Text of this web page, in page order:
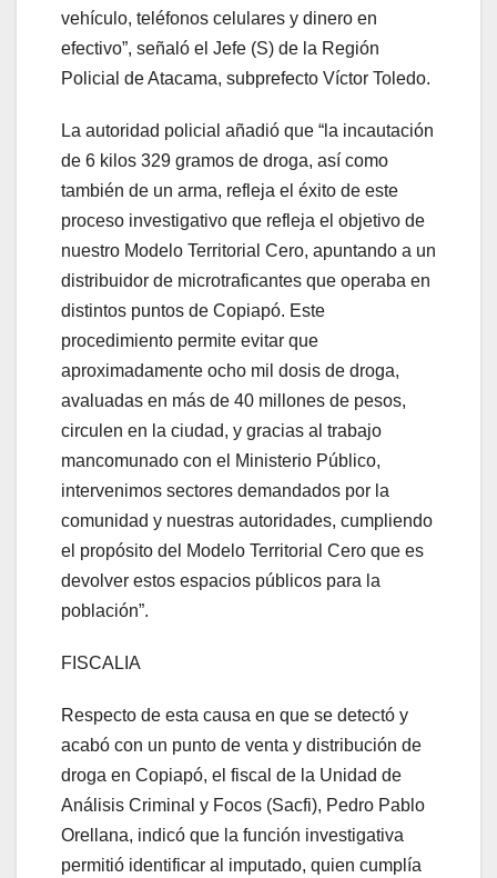
vehículo, teléfonos celulares y dinero en
efectivo”, señaló el Jefe (S) de la Región
Policial de Atacama, subprefecto Víctor Toledo.
La autoridad policial añadió que “la incautación
de 6 kilos 329 gramos de droga, así como
también de un arma, refleja el éxito de este
proceso investigativo que refleja el objetivo de
nuestro Modelo Territorial Cero, apuntando a un
distribuidor de microtraficantes que operaba en
distintos puntos de Copiapó. Este
procedimiento permite evitar que
aproximadamente ocho mil dosis de droga,
avaluadas en más de 40 millones de pesos,
circulen en la ciudad, y gracias al trabajo
mancomunado con el Ministerio Público,
intervenimos sectores demandados por la
comunidad y nuestras autoridades, cumpliendo
el propósito del Modelo Territorial Cero que es
devolver estos espacios públicos para la
población”.
FISCALIA
Respecto de esta causa en que se detectó y
acabó con un punto de venta y distribución de
droga en Copiapó, el fiscal de la Unidad de
Análisis Criminal y Focos (Sacfi), Pedro Pablo
Orellana, indicó que la función investigativa
permitió identificar al imputado, quien cumplía